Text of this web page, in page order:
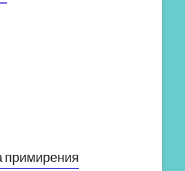
примирения